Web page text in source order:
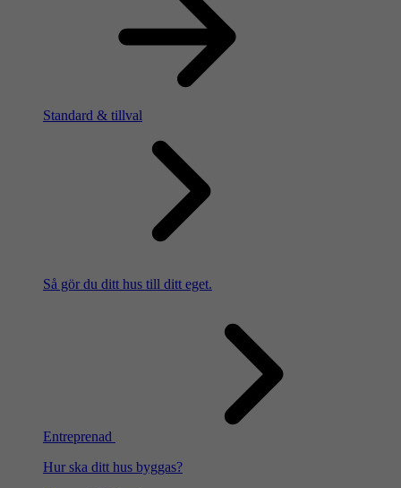
Standard & tillval
Så gör du ditt hus till ditt eget.
Entreprenad
Hur ska ditt hus byggas?